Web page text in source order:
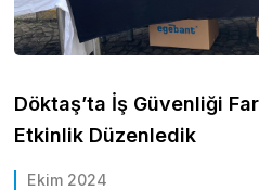
Döktaş’ta İş Güvenliği
Etkinlik Düzenledik
Ekim 2024